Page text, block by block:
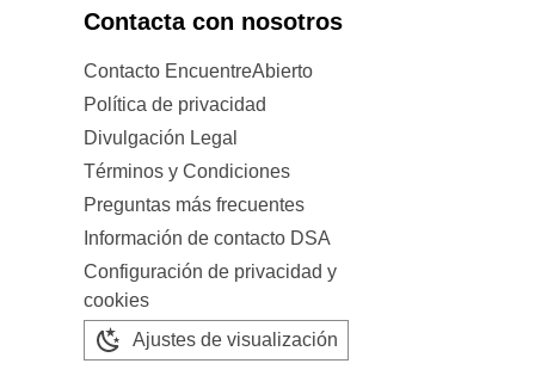
Contacta con nosotros
Contacto EncuentreAbierto
Política de privacidad
Divulgación Legal
Términos y Condiciones
Preguntas más frecuentes
Información de contacto DSA
Configuración de privacidad y
cookies
Ajustes de visualización